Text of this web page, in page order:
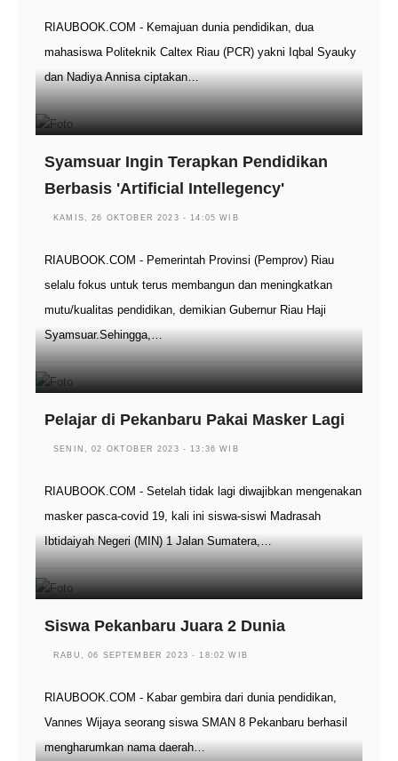
RIAUBOOK.COM - Kemajuan dunia pendidikan, dua
mahasiswa Politeknik Caltex Riau (PCR) yakni Iqbal Syauky
dan Nadiya Annisa ciptakan…
Syamsuar Ingin Terapkan Pendidikan
Berbasis 'Artificial Intellegency'
KAMIS, 26 OKTOBER 2023 - 14:05 WIB
RIAUBOOK.COM - Pemerintah Provinsi (Pemprov) Riau
selalu fokus untuk terus membangun dan meningkatkan
mutu/kualitas pendidikan, demikian Gubernur Riau Haji
Syamsuar.Sehingga,…
Pelajar di Pekanbaru Pakai Masker Lagi
SENIN, 02 OKTOBER 2023 - 13:36 WIB
RIAUBOOK.COM - Setelah tidak lagi diwajibkan mengenakan
masker pasca-covid 19, kali ini siswa-siswi Madrasah
Ibtidaiyah Negeri (MIN) 1 Jalan Sumatera,…
Siswa Pekanbaru Juara 2 Dunia
RABU, 06 SEPTEMBER 2023 - 18:02 WIB
RIAUBOOK.COM - Kabar gembira dari dunia pendidikan,
Vannes Wijaya seorang siswa SMAN 8 Pekanbaru berhasil
mengharumkan nama daerah…